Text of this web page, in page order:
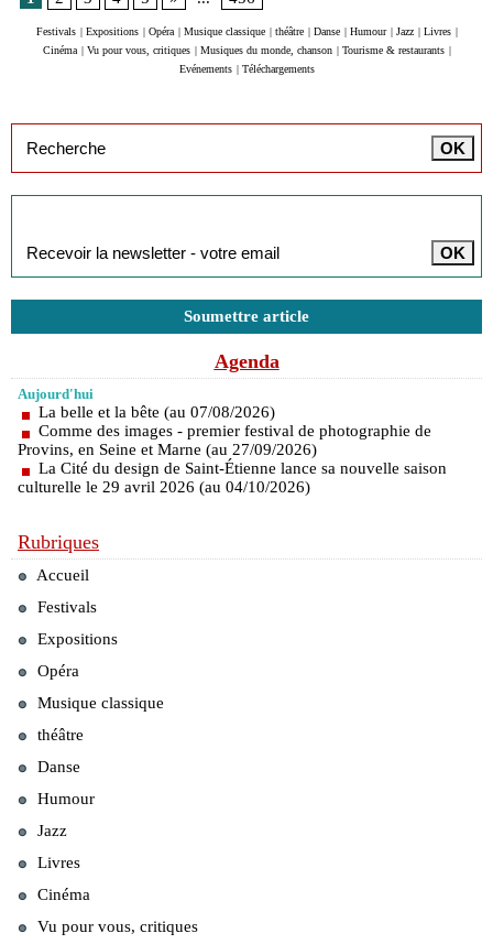
Festivals | Expositions | Opéra | Musique classique | théâtre | Danse | Humour | Jazz | Livres |
Cinéma | Vu pour vous, critiques | Musiques du monde, chanson | Tourisme & restaurants |
Evénements | Téléchargements
Soumettre article
Agenda
Aujourd'hui
La belle et la bête (au 07/08/2026)
Comme des images - premier festival de photographie de
Provins, en Seine et Marne (au 27/09/2026)
La Cité du design de Saint-Étienne lance sa nouvelle saison
culturelle le 29 avril 2026 (au 04/10/2026)
Rubriques
Accueil
Festivals
Expositions
Opéra
Musique classique
théâtre
Danse
Humour
Jazz
Livres
Cinéma
Vu pour vous, critiques